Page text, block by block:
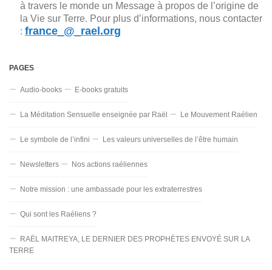
à travers le monde un Message à propos de l’origine de
la Vie sur Terre. Pour plus d’informations, nous contacter
: france_@_rael.org
PAGES
Audio-books E-books gratuits
La Méditation Sensuelle enseignée par Raël Le Mouvement Raélien
Le symbole de l’infini Les valeurs universelles de l’être humain
Newsletters Nos actions raéliennes
Notre mission : une ambassade pour les extraterrestres
Qui sont les Raéliens ?
RAËL MAITREYA, LE DERNIER DES PROPHÈTES ENVOYÉ SUR LA
TERRE